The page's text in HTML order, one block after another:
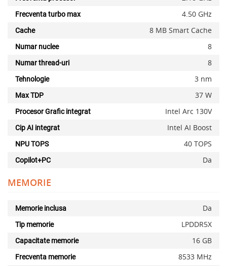
Frecventa turbo max 4.50 GHz
Cache 8 MB Smart Cache
Numar nuclee 8
Numar thread-uri 8
Tehnologie 3 nm
Max TDP 37 W
Procesor Grafic integrat Intel Arc 130V
Cip AI integrat Intel AI Boost
NPU TOPS 40 TOPS
Copilot+PC Da
MEMORIE
Memorie inclusa Da
Tip memorie LPDDR5X
Capacitate memorie 16 GB
Frecventa memorie 8533 MHz